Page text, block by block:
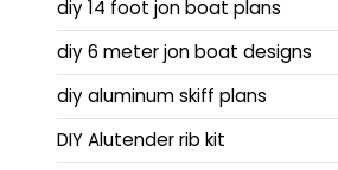
diy 14 foot jon boat plans
diy 6 meter jon boat designs
diy aluminum skiff plans
DIY Alutender rib kit